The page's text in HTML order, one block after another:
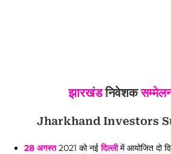
झारखंडनिवेशक
Jharkhand Investors
28 अगस्त2021 को नईदिल्लीमें आयोजित दो